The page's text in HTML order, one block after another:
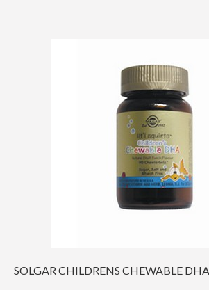
SOLGAR CHILDRENS CHEWABLE